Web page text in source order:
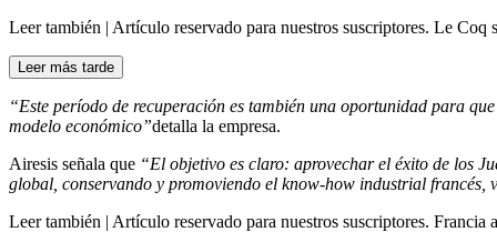
Leer también | Artículo reservado para nuestros suscriptores. Le Coq
Leer más tarde
“Este período de recuperación es también una oportunidad para
modelo económico”detalla la empresa.
Airesis señala que “El objetivo es claro: aprovechar el éxito de los
global, conservando y promoviendo el know-how industrial francés,
Leer también | Artículo reservado para nuestros suscriptores. Francia